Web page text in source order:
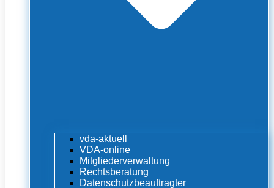
vda-aktuell
VDA-online
Mitgliederverwaltung
Rechtsberatung
Datenschutzbeauftragter